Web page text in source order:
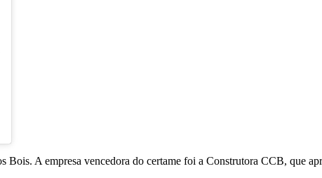
A empresa vencedora do certame foi a Construtora CCB, que